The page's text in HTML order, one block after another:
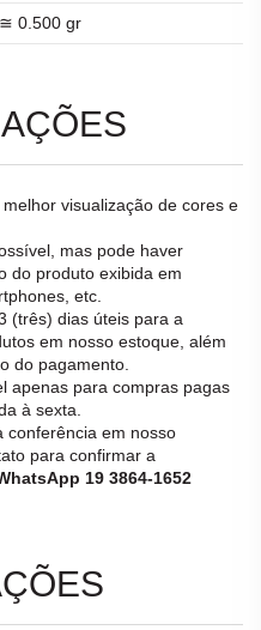
≅ 0.500 gr
visualização de cores e
mas pode haver
do produto exibida em
etc.
(três) dias úteis para a
em nosso estoque, além
do pagamento.
apenas para compras pagas
à sexta.
conferência em nosso
para confirmar a
19 3864-1652